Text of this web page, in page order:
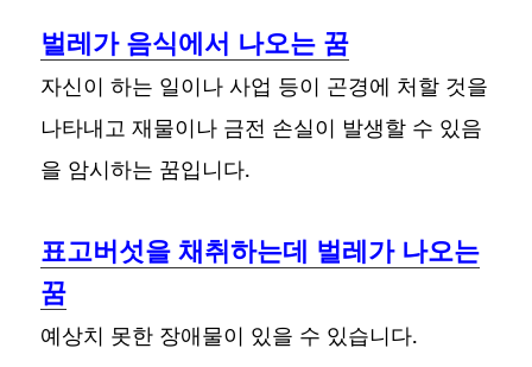
벌레가 음식에서 나오는 꿈
자신이 하는 일이나 사업 등이 곤경에 처할 것을
나타내고 재물이나 금전 손실이 발생할 수 있음
을 암시하는 꿈입니다.
표고버섯을 채취하는데 벌레가 나오는
꿈
예상치 못한 장애물이 있을 수 있습니다.